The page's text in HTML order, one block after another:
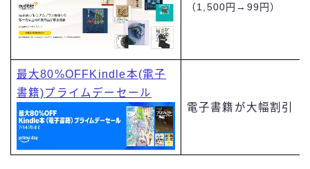
（1,500円→99円）
最大80%OFFKindle本(電子
書籍)プライムデーセール
電子書籍が大幅割引